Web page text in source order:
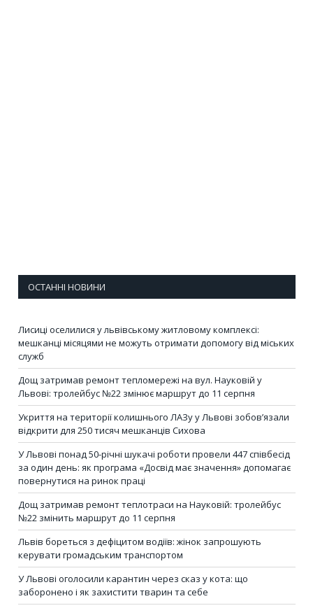
ОСТАННІ НОВИНИ
Лисиці оселилися у львівському житловому комплексі:
мешканці місяцями не можуть отримати допомогу від міських
служб
Дощ затримав ремонт тепломережі на вул. Науковій у
Львові: тролейбус №22 змінює маршрут до 11 серпня
Укриття на території колишнього ЛАЗу у Львові зобов’язали
відкрити для 250 тисяч мешканців Сихова
У Львові понад 50-річні шукачі роботи провели 447 співбесід
за один день: як програма «Досвід має значення» допомагає
повернутися на ринок праці
Дощ затримав ремонт теплотраси на Науковій: тролейбус
№22 змінить маршрут до 11 серпня
Львів бореться з дефіцитом водіїв: жінок запрошують
керувати громадським транспортом
У Львові оголосили карантин через сказ у кота: що
заборонено і як захистити тварин та себе